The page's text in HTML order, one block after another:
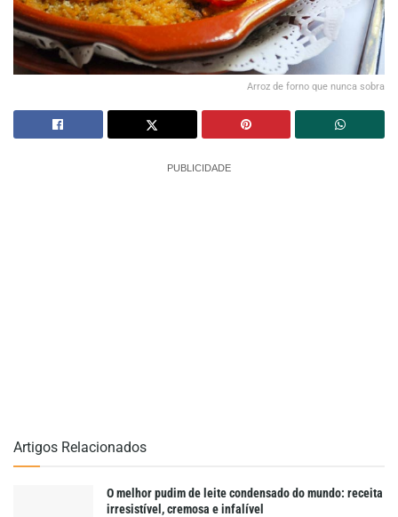
Arroz de forno que nunca sobra
PUBLICIDADE
Artigos Relacionados
O melhor pudim de leite condensado do mundo: receita
irresistível, cremosa e infalível